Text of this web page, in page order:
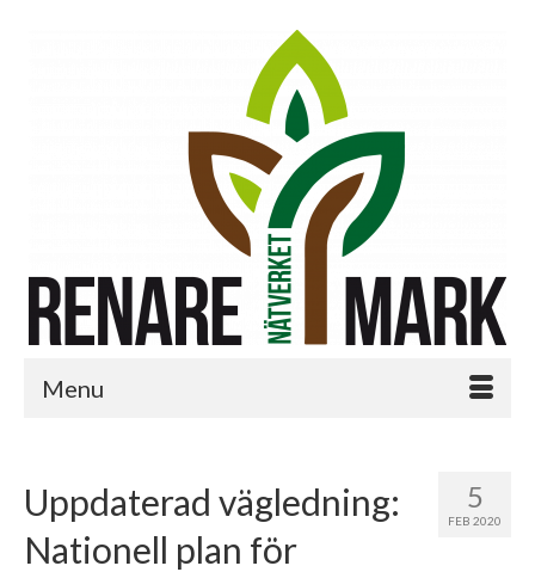
Menu
5
FEB 2020
Uppdaterad vägledning:
Nationell plan för